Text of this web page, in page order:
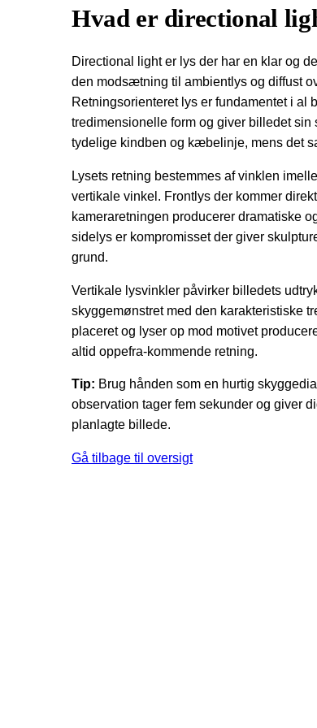
Hvad er directional
Directional light er lys der har en klar og
den modsætning til ambientlys og diffust
Retningsorienteret lys er fundamentet i al
tredimensionelle form og giver billedet sin
tydelige kindben og kæbelinje, mens det
Lysets retning bestemmes af vinklen
vertikale vinkel. Frontlys der kommer
kameraretningen producerer dramatiske
sidelys er kompromisset der giver
grund.
Vertikale lysvinkler påvirker billedets
skyggemønstret med den karakteristiske
placeret og lyser op mod motivet
altid oppefra-kommende retning.
Tip: Brug hånden som en hurtig
observation tager fem sekunder og giver
planlagte billede.
Gå tilbage til oversigt